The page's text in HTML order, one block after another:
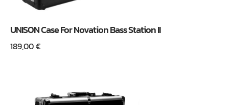
UNISON Case For Novation Bass Station II
189,00€